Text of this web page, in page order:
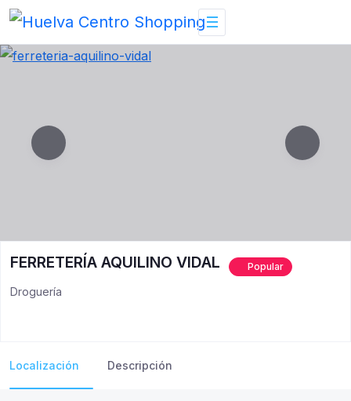
Skip
content
FERRETERÍA AQUILINO VIDAL Popular
Droguería
Localización Descripción